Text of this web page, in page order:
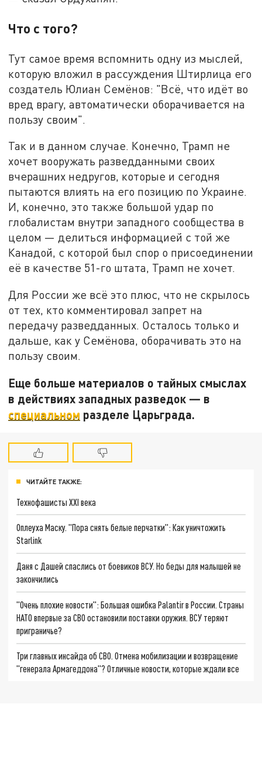
Что с того?
Тут самое время вспомнить одну из мыслей,
которую вложил в рассуждения Штирлица его
создатель Юлиан Семёнов: "Всё, что идёт во
вред врагу, автоматически оборачивается на
пользу своим".
Так и в данном случае. Конечно, Трамп не
хочет вооружать разведданными своих
вчерашних недругов, которые и сегодня
пытаются влиять на его позицию по Украине.
И, конечно, это также большой удар по
глобалистам внутри западного сообщества в
целом — делиться информацией с той же
Канадой, с которой был спор о присоединении
её в качестве 51-го штата, Трамп не хочет.
Для России же всё это плюс, что не скрылось
от тех, кто комментировал запрет на
передачу разведданных. Осталось только и
дальше, как у Семёнова, оборачивать это на
пользу своим.
Еще больше материалов о тайных смыслах
в действиях западных разведок — в
специальном разделе Царьграда.
ЧИТАЙТЕ ТАКЖЕ:
Технофашисты XXI века
Оплеуха Маску. "Пора снять белые перчатки": Как уничтожить
Starlink
Даня с Дашей спаслись от боевиков ВСУ. Но беды для малышей не
закончились
"Очень плохие новости": Большая ошибка Palantir в России. Страны
НАТО впервые за СВО остановили поставки оружия. ВСУ теряют
приграничье?
Три главных инсайда об СВО. Отмена мобилизации и возвращение
"генерала Армагеддона"? Отличные новости, которые ждали все